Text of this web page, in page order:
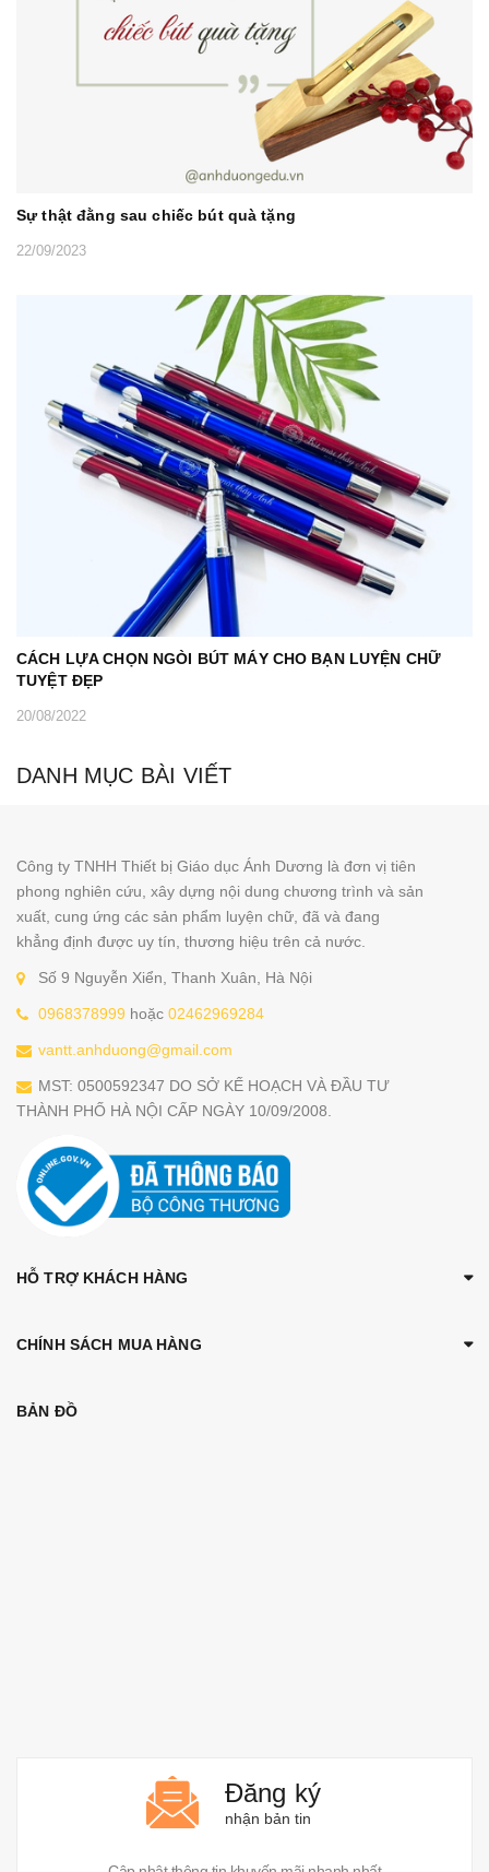
Sự thật đằng sau chiếc bút quà tặng
22/09/2023
CÁCH LỰA CHỌN NGÒI BÚT MÁY CHO BẠN LUYỆN CHỮ
TUYỆT ĐẸP
20/08/2022
DANH MỤC BÀI VIẾT
Công ty TNHH Thiết bị Giáo dục Ánh Dương là đơn vị tiên
phong nghiên cứu, xây dựng nội dung chương trình và sản
xuất, cung ứng các sản phẩm luyện chữ, đã và đang
khẳng định được uy tín, thương hiệu trên cả nước.
Số 9 Nguyễn Xiển, Thanh Xuân, Hà Nội
0968378999 hoặc 02462969284
vantt.anhduong@gmail.com
MST: 0500592347 DO SỞ KẾ HOẠCH VÀ ĐẦU TƯ
THÀNH PHỐ HÀ NỘI CẤP NGÀY 10/09/2008.
HỖ TRỢ KHÁCH HÀNG
CHÍNH SÁCH MUA HÀNG
BẢN ĐỒ
Đăng ký
nhận bản tin